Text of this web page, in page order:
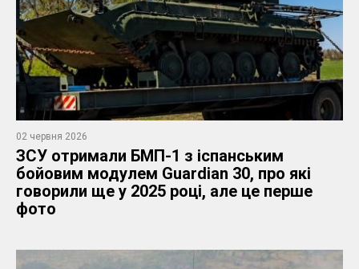
02 червня 2026
ЗСУ отримали БМП-1 з іспанським
бойовим модулем Guardian 30, про які
говорили ще у 2025 році, але це перше
фото